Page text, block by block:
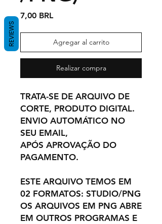
7,00 BRLPrecio
Agregar al carrito
Realizar compra
TRATA-SE DE ARQUIVO DE
CORTE, PRODUTO DIGITAL.
ENVIO AUTOMÁTICO NO
SEU EMAIL,
APÓS APROVAÇÃO DO
PAGAMENTO.
ESTE ARQUIVO TEMOS EM
02 FORMATOS: STUDIO/PNG
OS ARQUIVOS EM PNG ABRE
EM OUTROS PROGRAMAS E
REVIEWS